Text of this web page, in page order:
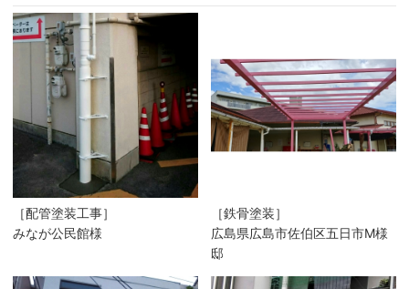
［配管塗装工事］
みなが公民館様
［鉄骨塗装］
広島県広島市佐伯区五日市M様
邸